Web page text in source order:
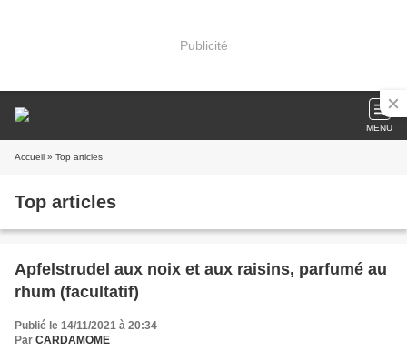
Publicité
MENU
Accueil » Top articles
Top articles
Apfelstrudel aux noix et aux raisins, parfumé au
rhum (facultatif)
Publié le 14/11/2021 à 20:34
Par CARDAMOME